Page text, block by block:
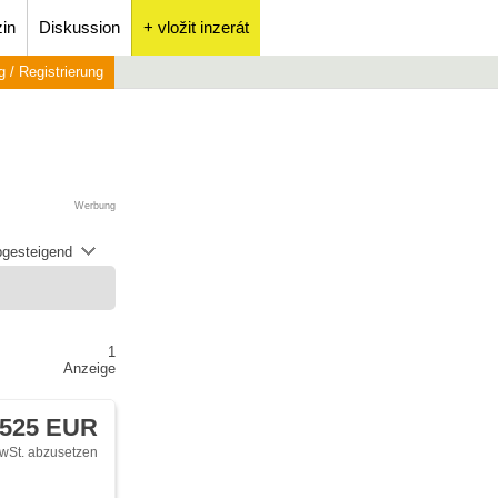
Diskussion + vložit inzerát
/ Registrierung
Werbung
1
Anzeige
EUR
abzusetzen